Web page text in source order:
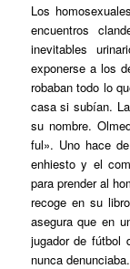
Los
encuentros
inevitables
exponerse a los
robaban todo lo
casa si subían.
su nombre.
ful». Uno hace
enhiesto y el
para prender al
recoge en su
asegura que en
jugador de fútbol
nunca denunciaba.